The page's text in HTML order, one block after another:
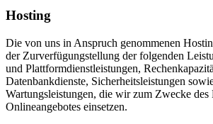
Hosting
Die von uns in Anspruch genommenen
der Zurverfügungstellung der folgenden
und Plattformdienstleistungen,
Datenbankdienste, Sicherheitsleistungen
Wartungsleistungen, die wir zum Zwecke des
Onlineangebotes einsetzen.